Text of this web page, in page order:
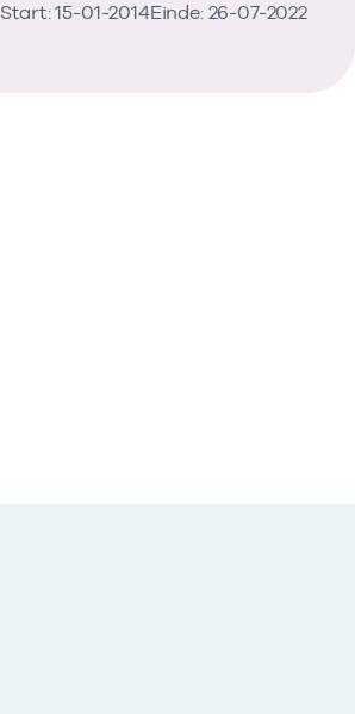
Start: 15-01-2014Einde: 26-07-2022